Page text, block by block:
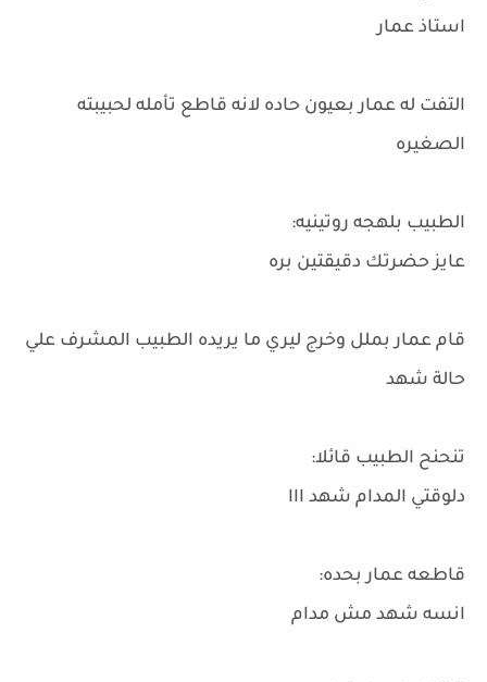
استاذ عمار
التفت له عمار بعيون حاده لانه قاطع تأمله لحبيبته
الصغيره
الطبيب بلهجه روتينيه:
عايز حضرتك دقيقتين بره
قام عمار بملل وخرج ليري ما يريده الطبيب المشرف علي
حالة شهد
تنحنح الطبيب قائلا:
دلوقتي المدام شهد ااا
قاطعه عمار بحده:
انسه شهد مش مدام